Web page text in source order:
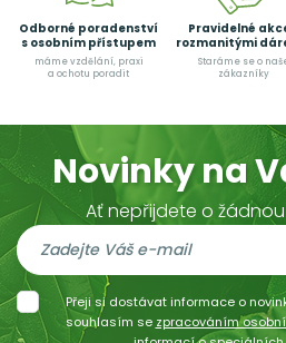
Odborné poradenství
s osobním přístupem
máme vzdělání, praxi
a ochotu poradit
Pravidelné
rozmanitými
Staráme se o
zákazníky
Novinky na
Ať nepřijdete o
Přeji si dostávat informace o
souhlasím se zpracováním